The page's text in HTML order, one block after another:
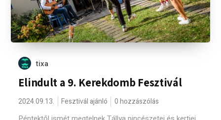
tixa
Elindult a 9. Kerekdomb Fesztivál
2024.09.13. Fesztivál ajánló 0 hozzászólás